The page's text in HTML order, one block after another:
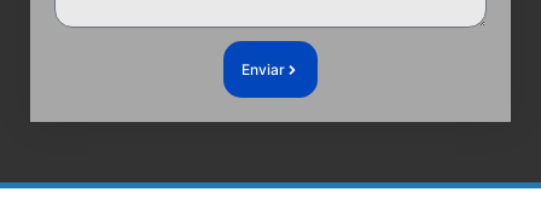
Enviar